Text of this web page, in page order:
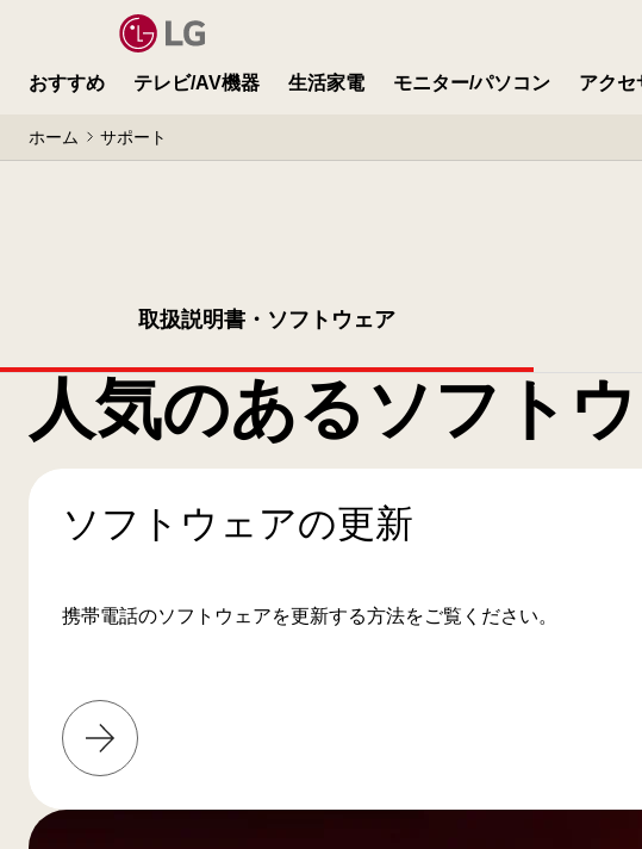
おすすめ テレビ/AV機器 生活家電 モニター/パソコン アクセ
ホーム サポート
取扱説明書・ソフトウェア
人気のあるソフト
ソフトウェアの更新
携帯電話のソフトウェアを更新する方法をご覧ください。
し
く